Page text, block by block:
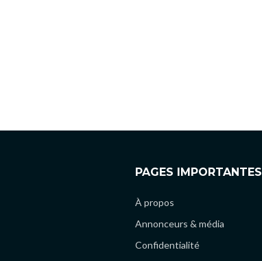
PAGES IMPORTANTES
À propos
Annonceurs & média
Confidentialité